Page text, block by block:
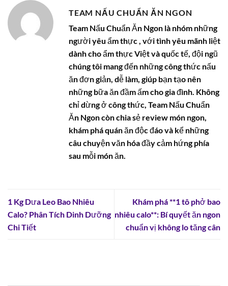
TEAM NẤU CHUẨN ĂN NGON
Team Nấu Chuẩn Ăn Ngon là nhóm những
người yêu ẩm thực , với tình yêu mãnh liệt
dành cho ẩm thực Việt và quốc tế, đội ngũ
chúng tôi mang đến những công thức nấu
ăn đơn giản, dễ làm, giúp bạn tạo nên
những bữa ăn đầm ấm cho gia đình. Không
chỉ dừng ở công thức, Team Nấu Chuẩn
Ăn Ngon còn chia sẻ review món ngon,
khám phá quán ăn độc đáo và kể những
câu chuyện văn hóa đầy cảm hứng phía
sau mỗi món ăn.
1 Kg Dưa Leo Bao Nhiêu
Calo? Phân Tích Dinh Dưỡng
Chi Tiết
Khám phá **1 tô phở bao
nhiêu calo**: Bí quyết ăn ngon
chuẩn vị không lo tăng cân